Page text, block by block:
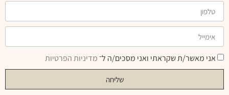
אני מאשר/ת שקראתי ואני מסכים/ה ל־מדיניות הפרטיות
שליחה